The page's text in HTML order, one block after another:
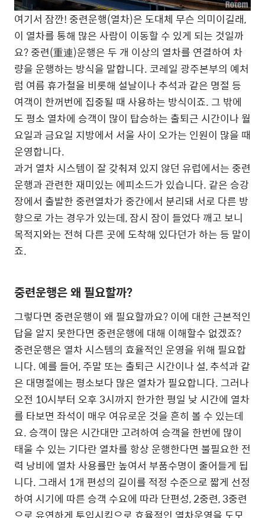
여기서 잠깐! 중련운행(열차)은 도대체 무슨 의미이길래,
이 열차를 통해 많은 사람이 이동할 수 있게 되는 것일까
요? 중련(重連)운행은 두 개 이상의 열차를 연결하여 차
량을 운행하는 방식을 말합니다. 코레일 광주본부의 예처
럼 여름 휴가철을 비롯해 설날이나 추석과 같은 명절 등
여객이 한꺼번에 집중될 때 사용하는 방식이죠. 그 밖에
도 평소 열차에 승객이 많이 탑승하는 출퇴근 시간이나 월
요일과 금요일 지방에서 서울 사이 오가는 인원이 많을 때
운영합니다.
과거 열차 시스템이 잘 갖춰져 있지 않던 유럽에서는 중련
운행과 관련한 재미있는 에피소드가 있습니다. 같은 승강
장에서 출발한 중련열차가 중간에서 분리돼 서로 다른 방
향으로 가는 경우가 있는데, 잠시 잠이 들었다 깨고 보니
목적지와는 전혀 다른 곳에 도착해 있다던가 하는 등 말이
죠.
중련운행은 왜 필요할까?
그렇다면 중련운행이 왜 필요할까요? 이에 대한 근본적인
답을 알지 못한다면 중련운행에 대해 이해할수 없겠죠?
중련운행은 열차 시스템의 효율적인 운영을 위해 필요합
니다. 예를 들어, 주말 또는 출퇴근 시간이나 설, 추석과 같
은 대명절에는 평소보다 많은 열차가 필요합니다. 그러나
오전 10시부터 오후 3시까지 한가한 평일 낮 시간에 열차
를 타보면 좌석이 매우 여유로운 것을 흔히 볼 수 있는데
요. 승객이 많은 시간대만 고려하여 승객을 한번에 많이
태울 수 있는 기다란 열차를 항상 운행한다면 불필요한 전
력 낭비에 열차 사용률만 높여서 부품수명이 줄어들게 됩
니다. 그래서 1개 편성의 길이를 적정 수준으로 짧게 선정
하여 시기에 따른 승객 수요에 따라 단편성, 2중련, 3중련